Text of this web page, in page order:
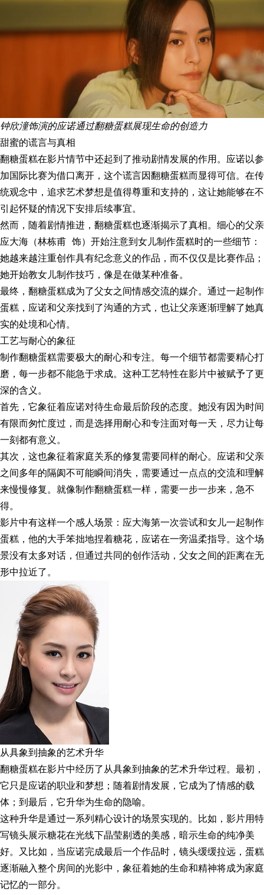
钟欣潼饰演的应诺通过翻糖蛋糕展现生命的创造力
甜蜜的谎言与真相
翻糖蛋糕在影片情节中还起到了推动剧情发展的作用。应诺以参
加国际比赛为借口离开，这个谎言因翻糖蛋糕而显得可信。在传
统观念中，追求艺术梦想是值得尊重和支持的，这让她能够在不
引起怀疑的情况下安排后续事宜。
然而，随着剧情推进，翻糖蛋糕也逐渐揭示了真相。细心的父亲
应大海（林栋甫 饰）开始注意到女儿制作蛋糕时的一些细节：
她越来越注重创作具有纪念意义的作品，而不仅仅是比赛作品；
她开始教女儿制作技巧，像是在做某种准备。
最终，翻糖蛋糕成为了父女之间情感交流的媒介。通过一起制作
蛋糕，应诺和父亲找到了沟通的方式，也让父亲逐渐理解了她真
实的处境和心情。
工艺与耐心的象征
制作翻糖蛋糕需要极大的耐心和专注。每一个细节都需要精心打
磨，每一步都不能急于求成。这种工艺特性在影片中被赋予了更
深的含义。
首先，它象征着应诺对待生命最后阶段的态度。她没有因为时间
有限而匆忙度过，而是选择用耐心和专注面对每一天，尽力让每
一刻都有意义。
其次，这也象征着家庭关系的修复需要同样的耐心。应诺和父亲
之间多年的隔阂不可能瞬间消失，需要通过一点点的交流和理解
来慢慢修复。就像制作翻糖蛋糕一样，需要一步一步来，急不
得。
影片中有这样一个感人场景：应大海第一次尝试和女儿一起制作
蛋糕，他的大手笨拙地捏着糖花，应诺在一旁温柔指导。这个场
景没有太多对话，但通过共同的创作活动，父女之间的距离在无
形中拉近了。
从具象到抽象的艺术升华
翻糖蛋糕在影片中经历了从具象到抽象的艺术升华过程。最初，
它只是应诺的职业和梦想；随着剧情发展，它成为了情感的载
体；到最后，它升华为生命的隐喻。
这种升华是通过一系列精心设计的场景实现的。比如，影片用特
写镜头展示糖花在光线下晶莹剔透的美感，暗示生命的纯净美
好。又比如，当应诺完成最后一个作品时，镜头缓缓拉远，蛋糕
逐渐融入整个房间的光影中，象征着她的生命和精神将成为家庭
记忆的一部分。